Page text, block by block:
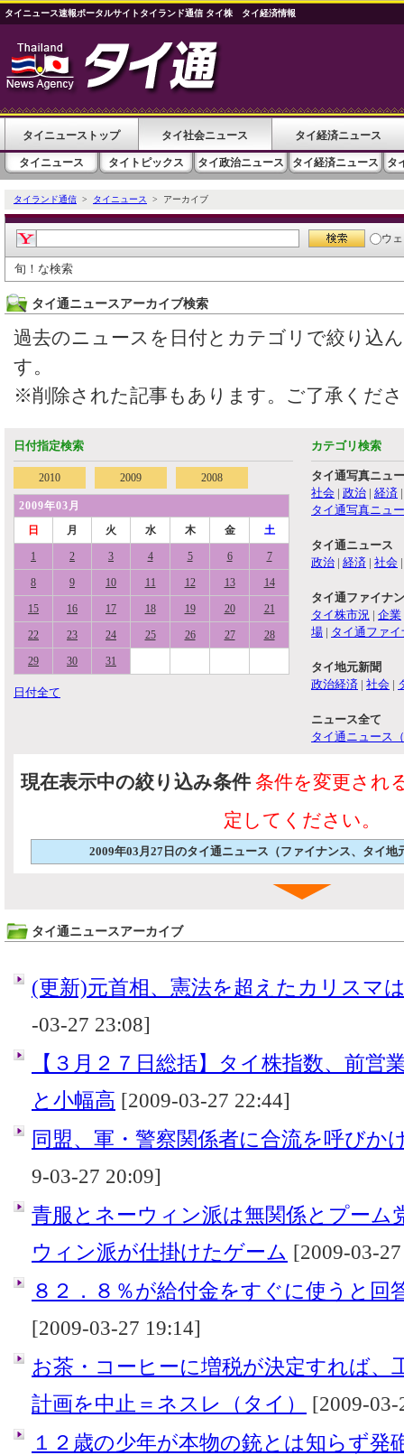
タイニュース速報ポータルサイトタイランド通信 タイ株 タイ経済情報
タイニューストップ タイ社会ニュース タイ経済ニュース
タイニュース タイトピックス タイ政治ニュース タイ経済ニュース タ
タイランド通信 > タイニュース > アーカイブ
ウ
旬！な検索
タイ通ニュースアーカイブ検索
過去のニュースを日付とカテゴリで絞り込
す。
※削除された記事もあります。ご了承くだ
日付指定検索
2010 2009 2008
2009年03月
日
月 火 水 木 金 土
1 2 3 4 5 6 7
8 9 10 11 12 13 14
15 16 17 18 19 20 21
22 23 24 25 26 27 28
29 30 31
日付全て
カテゴリ検索
タイ通写真ニュ
社会 | 政治 | 経済
タイ通写真ニュ
タイ通ニュース
政治 | 経済 | 社会
タイ通ファイナ
タイ株市況 | 企業
場 | タイ通ファ
タイ地元新聞
政治経済 | 社会 |
ニュース全て
タイ通ニュース
現在表示中の絞り込み条件 条件を変更され
定してください。
2009年03月27日のタイ通ニュース（ファイナンス、タイ地
タイ通ニュースアーカイブ
(更新)元首相、憲法を超えたカリスマ
-03-27 23:08]
【３月２７日総括】タイ株指数、前営
と小幅高 [2009-03-27 22:44]
同盟、軍・警察関係者に合流を呼びか
9-03-27 20:09]
青服とネーウィン派は無関係とプーム
ウィン派が仕掛けたゲーム [2009-03-
８２．８％が給付金をすぐに使うと回
[2009-03-27 19:14]
お茶・コーヒーに増税が決定すれば、
計画を中止＝ネスレ（タイ）
[2009-
１２歳の少年が本物の銃とは知らず発